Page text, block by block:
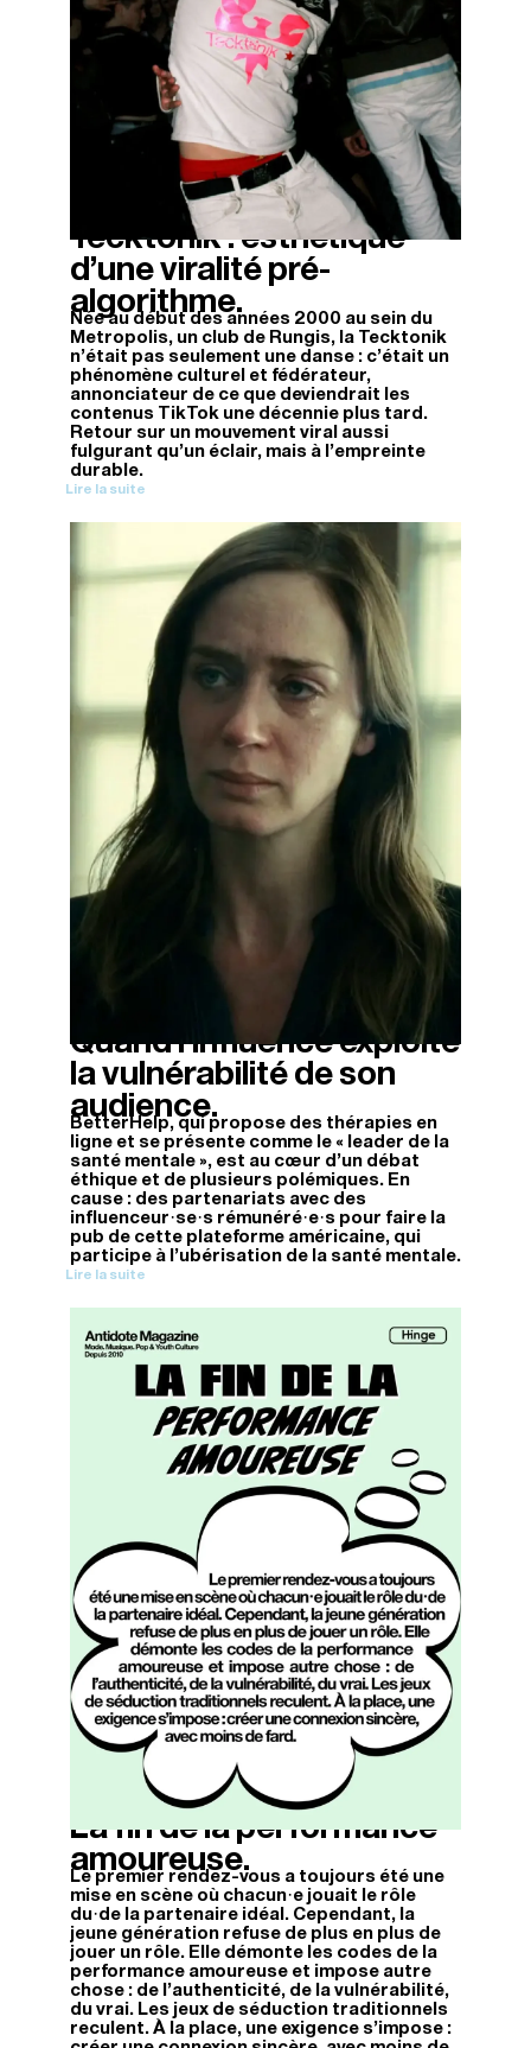
Tecktonik : esthétique
d’une viralité pré-
algorithme.
Née au début des années 2000 au sein du
Metropolis, un club de Rungis, la Tecktonik
n’était pas seulement une danse : c’était un
phénomène culturel et fédérateur,
annonciateur de ce que deviendrait les
contenus TikTok une décennie plus tard.
Retour sur un mouvement viral aussi
fulgurant qu’un éclair, mais à l’empreinte
durable.
Lire la suite
Quand l’influence exploite
la vulnérabilité de son
audience.
BetterHelp, qui propose des thérapies en
ligne et se présente comme le « leader de la
santé mentale », est au cœur d’un débat
éthique et de plusieurs polémiques. En
cause : des partenariats avec des
influenceur·se·s rémunéré·e·s pour faire la
pub de cette plateforme américaine, qui
participe à l’ubérisation de la santé mentale.
Lire la suite
La fin de la performance
amoureuse.
Le premier rendez-vous a toujours été une
mise en scène où chacun·e jouait le rôle
du·de la partenaire idéal. Cependant, la
jeune génération refuse de plus en plus de
jouer un rôle. Elle démonte les codes de la
performance amoureuse et impose autre
chose : de l’authenticité, de la vulnérabilité,
du vrai. Les jeux de séduction traditionnels
reculent. À la place, une exigence s’impose :